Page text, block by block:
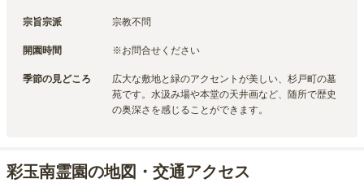
宗旨宗派 宗教不問
開園時間 ※お問合せください
季節の見どころ
広大な敷地と緑のアクセントが美しい、杉戸町の墓
苑です。水汲み場や本堂の天井画など、随所で歴史
の奥深さを感じることができます。
彩玉南霊園の地図・交通アクセス